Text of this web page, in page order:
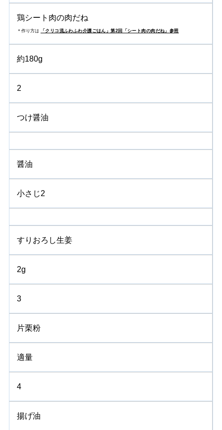
鶏シート肉の肉だね
＊作り方は 「クリコ流ふわふわ介護ごはん」第2回「シート肉の肉だね」参照
約180g
2
つけ醤油
醤油
小さじ2
すりおろし生姜
2g
3
片栗粉
適量
4
揚げ油